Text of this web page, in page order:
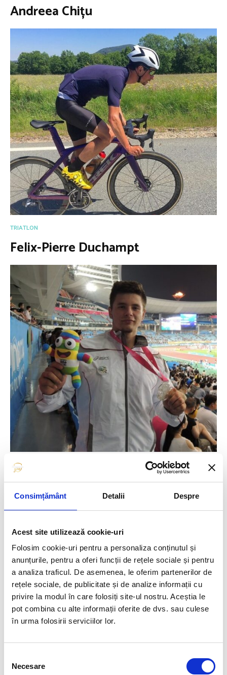
Consimțământ Detalii Despre
Acest site utilizează cookie-uri
Folosim cookie-uri pentru a personaliza conținutul și
anunțurile, pentru a oferi funcții de rețele sociale și pentru
a analiza traficul. De asemenea, le oferim partenerilor de
rețele sociale, de publicitate și de analize informații cu
privire la modul în care folosiți site-ul nostru. Aceștia le
pot combina cu alte informații oferite de dvs. sau culese
în urma folosirii serviciilor lor.
consimțământului
Necesare
Andreea Chițu
TRIATLON
Felix-Pierre Duchampt
ATLETISM
Rareș Toader